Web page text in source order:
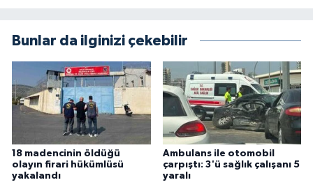
Bunlar da ilginizi çekebilir
18 madencinin öldüğü
olayın firari hükümlüsü
yakalandı
Ambulans ile otomobil
çarpıştı: 3'ü sağlık çalışanı 5
yaralı